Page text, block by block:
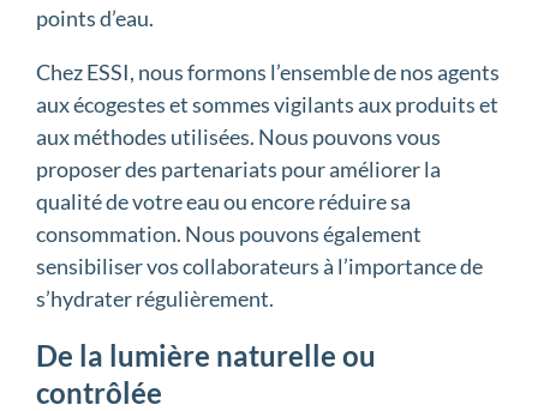
points d’eau.
Chez ESSI, nous formons l’ensemble de nos agents
aux écogestes et sommes vigilants aux produits et
aux méthodes utilisées. Nous pouvons vous
proposer des partenariats pour améliorer la
qualité de votre eau ou encore réduire sa
consommation. Nous pouvons également
sensibiliser vos collaborateurs à l’importance de
s’hydrater régulièrement.
De la lumière naturelle ou
contrôlée